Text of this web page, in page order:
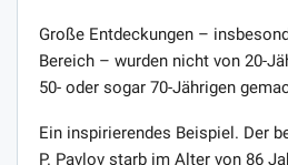
Große Entdeckungen –
Bereich – wurden nicht von 20-
50- oder sogar 70-Jährigen
Ein inspirierendes Beispiel. Der
P. Pavlov starb im Alter von 86